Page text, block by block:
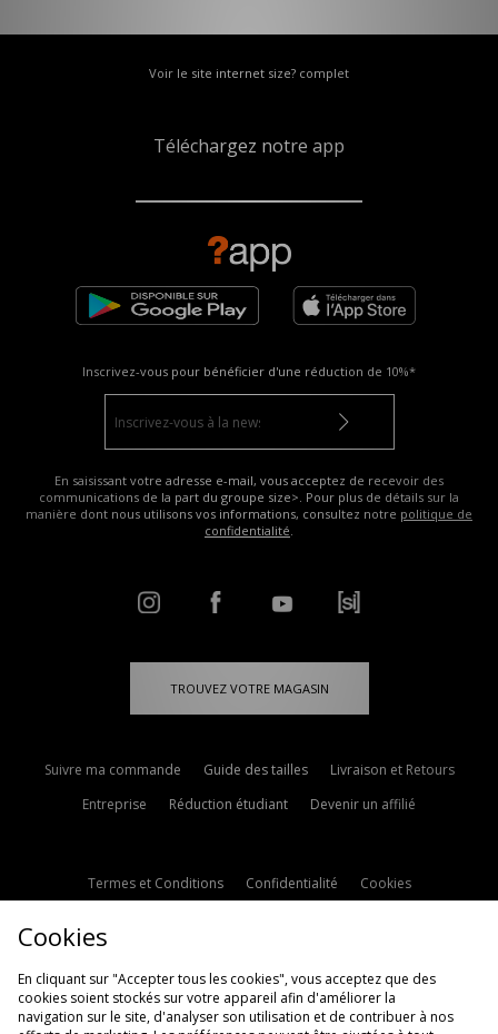
Voir le site internet size? complet
Téléchargez notre app
Inscrivez-vous pour bénéficier d'une réduction de 10%*
En saisissant votre adresse e-mail, vous acceptez de recevoir des
communications de la part du groupe size>. Pour plus de détails sur la
manière dont nous utilisons vos informations, consultez notre politique de
confidentialité.
TROUVEZ VOTRE MAGASIN
Suivre ma commande Guide des tailles
Livraison et Retours
Entreprise
Réduction étudiant Devenir un affilié
Termes et Conditions Confidentialité
Cookies
Politique d'avis en ligne
Cookies
En cliquant sur "Accepter tous les cookies", vous acceptez que des
cookies soient stockés sur votre appareil afin d'améliorer la
navigation sur le site, d'analyser son utilisation et de contribuer à nos